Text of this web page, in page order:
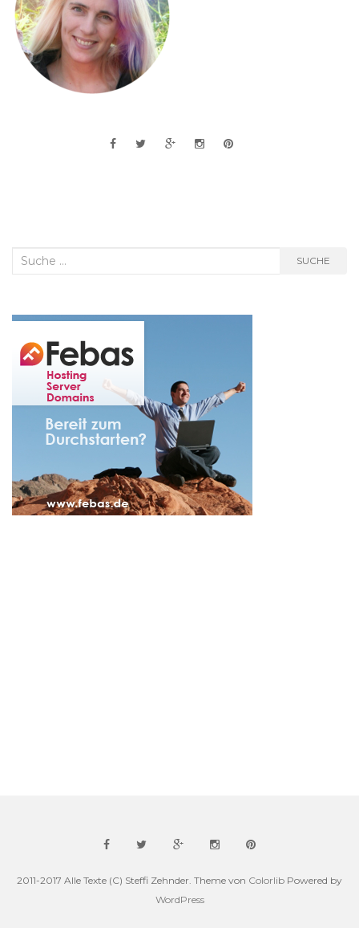
Suche
SUCHE
2011-2017 Alle Texte (C) Steffi Zehnder. Theme von Colorlib Powered by
WordPress